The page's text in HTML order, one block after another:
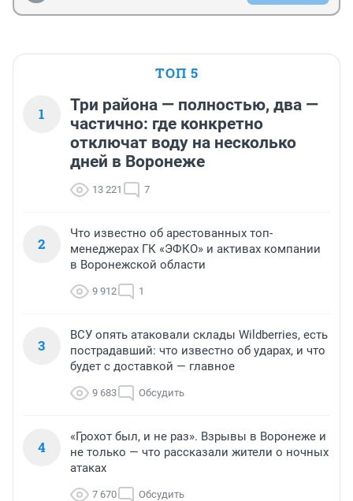
ТОП 5
1
Три района — полностью, два —
частично: где конкретно
отключат воду на несколько
дней в Воронеже
13 221 7
2
Что известно об арестованных топ-
менеджерах ГК «ЭФКО» и активах компании
в Воронежской области
9 912 1
3
ВСУ опять атаковали склады Wildberries, есть
пострадавший: что известно об ударах, и что
будет с доставкой — главное
9 683 Обсудить
4
«Грохот был, и не раз». Взрывы в Воронеже и
не только — что рассказали жители о ночных
атаках
7 670 Обсудить